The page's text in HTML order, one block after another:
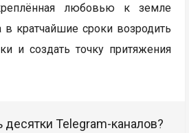
любовью к земле
в кратчайшие сроки возродить
и создать точку притяжения
десятки Telegram-каналов?